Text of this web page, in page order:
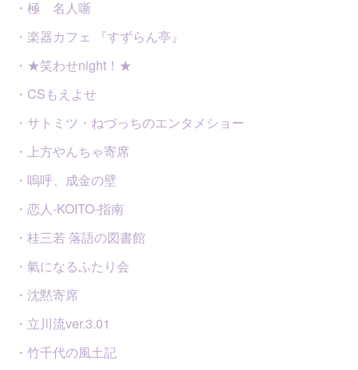
・極 名人噺
・楽器カフェ 『すずらん亭』
・★笑わせnight！★
・CSもえよせ
・サトミツ・ねづっちのエンタメショー
・上方やんちゃ寄席
・嗚呼、成金の壁
・恋人-KOITO-指南
・桂三若 落語の図書館
・氣になるふたり会
・沈黙寄席
・立川流ver.3.01
・竹千代の風土記